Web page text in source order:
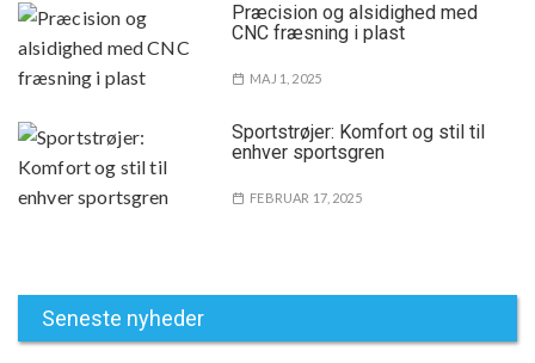
Præcision og alsidighed med
CNC fræsning i plast
MAJ 1, 2025
Sportstrøjer: Komfort og stil til
enhver sportsgren
FEBRUAR 17, 2025
Seneste nyheder